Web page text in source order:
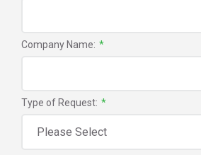
Company Name: *
Type of Request: *